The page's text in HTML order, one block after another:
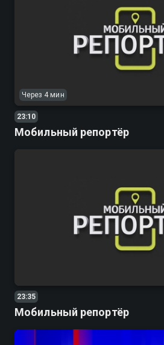
Через 4 мин
23:10
Мобильный репортёр
23:35
Мобильный репортёр